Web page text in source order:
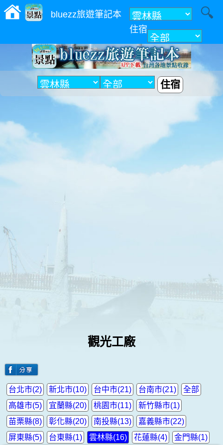
bluezz旅遊筆記本
住宿
附近
住宿
觀光工廠
全部
台北市(2) 新北市(10) 台中市(21)
台南市(21)
高雄市(5)
宜蘭縣(20) 桃園市(11)
新竹縣市(1)
苗栗縣(8)
彰化縣(20) 南投縣(13)
嘉義縣市(22)
屏東縣(5)
台東縣(1) 雲林縣(16) 花蓮縣(4) 金門縣(1)